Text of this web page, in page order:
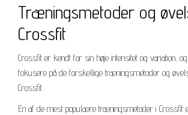
Træningsmetoder og
Crossfit
Crossfit er kendt for sin høje intensitet og variation,
fokusere på de forskellige træningsmetoder og
Crossfit.
En af de mest populære træningsmetoder i Crossfit